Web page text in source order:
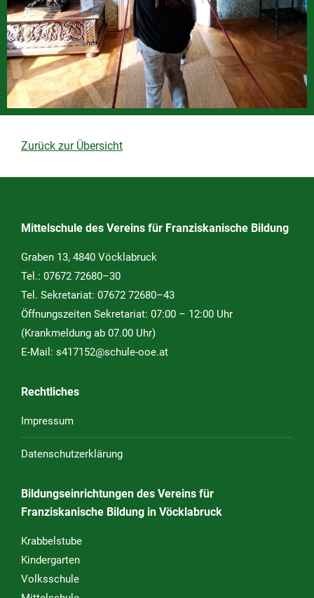
Zurück zur Übersicht
Mittelschule des Vereins für Franziskanische Bildung
Graben 13, 4840 Vöcklabruck
Tel.: 07672 72680–30
Tel. Sekretariat: 07672 72680–43
Öffnungszeiten Sekretariat: 07:00 – 12:00 Uhr
(Krankmeldung ab 07.00 Uhr)
E-Mail: s417152@schule-ooe.at
Rechtliches
Impressum
Datenschutzerklärung
Bildungseinrichtungen des Vereins für
Franziskanische Bildung in Vöcklabruck
Krabbelstube
Kindergarten
Volksschule